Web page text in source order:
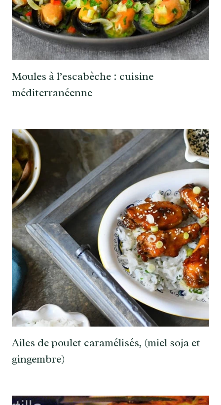
Moules à l’escabèche : cuisine
méditerranéenne
Ailes de poulet caramélisés, (miel soja et
gingembre)